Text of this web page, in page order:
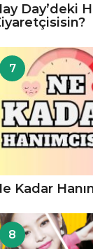
Day’deki
7
Kadar
8